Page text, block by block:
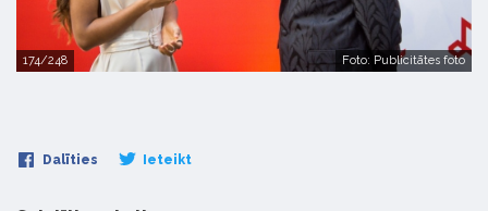
174/248 Foto: Publicitātes foto
Dalīties Ieteikt